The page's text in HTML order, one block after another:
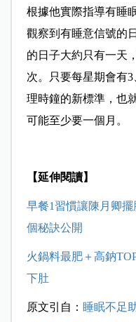
根據他實際指導有睡
觀察到有睡意信號的
的日子大約只有一天
次。只要每星期會有
理時鐘的新標準，也
可能至少要一個月。
【延伸閱讀】
早餐1習慣讓陳月卿
個秘訣公開
火鍋料最肥＋高鈉
下肚
原文引自： 睡眠不足